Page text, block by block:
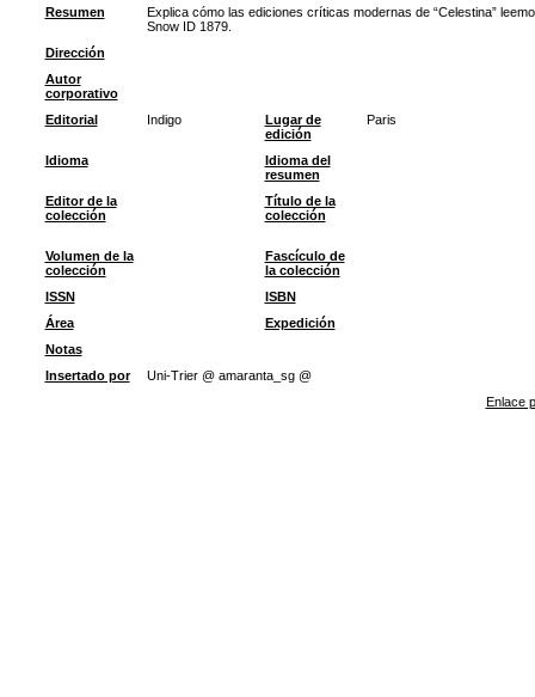
Resumen
Explica cómo las ediciones críticas modernas de “Celestina”
Snow ID 1879.
Dirección
Autor
corporativo
Editorial
Indigo
Lugar de
edición
Paris
Idioma
Idioma del
resumen
Editor de la
colección
Título de la
colección
Volumen de la
colección
Fascículo de
la colección
ISSN
ISBN
Área
Expedición
Notas
Insertado por
Uni-Trier @ amaranta_sg @
Enlace